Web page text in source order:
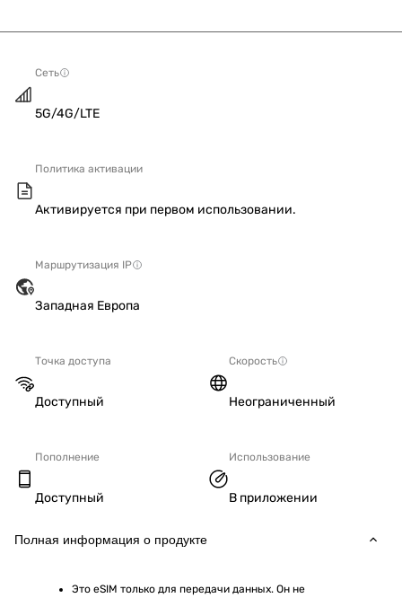
Сеть
5G/4G/LTE
Политика активации
Активируется при первом использовании.
Маршрутизация IP
Западная Европа
Точка доступа
Доступный
Скорость
Неограниченный
Пополнение
Доступный
Использование
В приложении
Полная информация о продукте
Это eSIM только для передачи данных. Он не